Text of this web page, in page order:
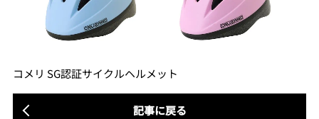
コメリ SG認証サイクルヘルメット
記事に戻る